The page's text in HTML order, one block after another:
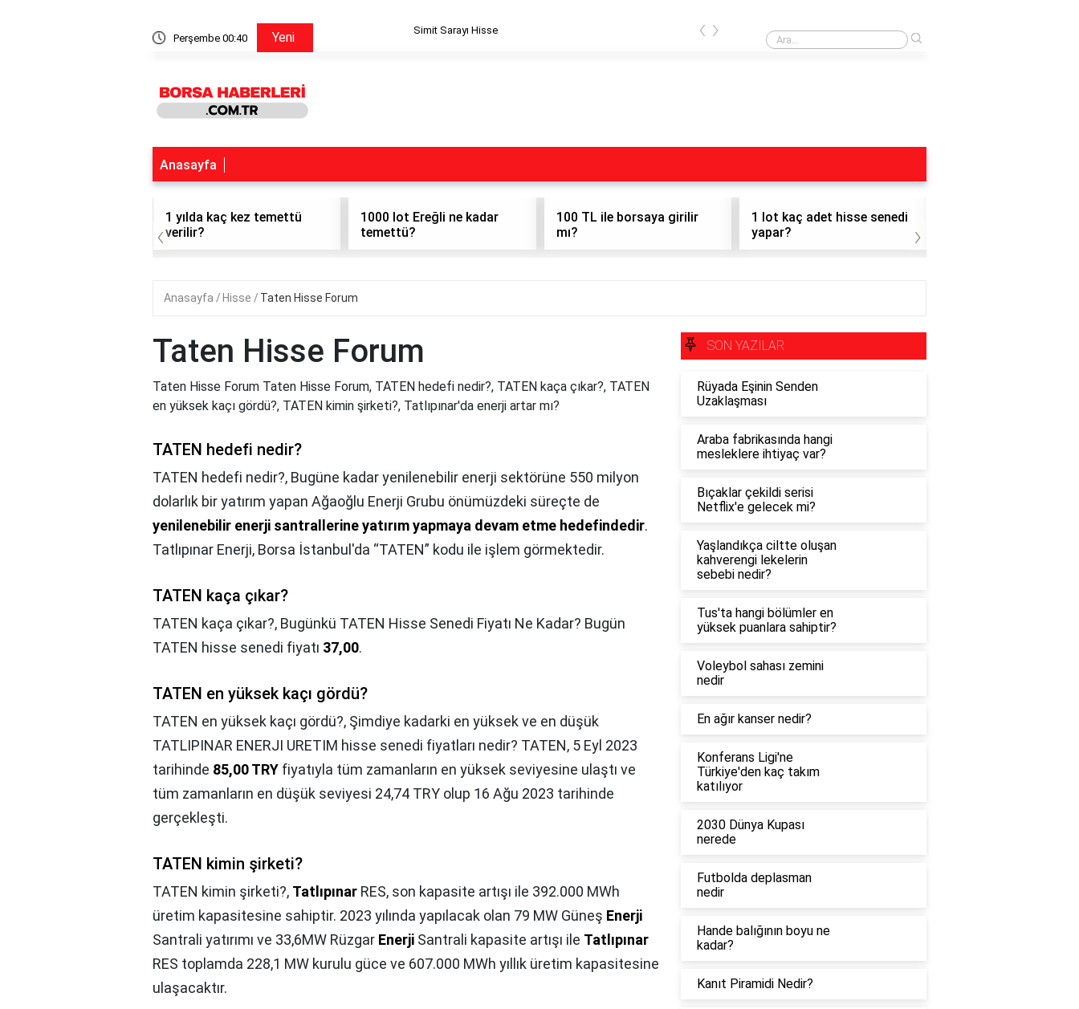
Perşembe 00:40 Yeni Simit Sarayı Hisse Dohol Hisse
‹ ›
Anasayfa
1 yılda kaç kez temettü
verilir?
1000 lot Ereğli ne kadar
temettü?
100 TL ile borsaya girilir
mı?
1 lot kaç adet hisse senedi
yapar?
‹ ›
Anasayfa Hisse Taten Hisse Forum
Taten Hisse Forum
Taten Hisse Forum Taten Hisse Forum, TATEN hedefi nedir?, TATEN kaça çıkar?, TATEN
en yüksek kaçı gördü?, TATEN kimin şirketi?, Tatlıpınar'da enerji artar mı?
TATEN hedefi nedir?
TATEN hedefi nedir?, Bugüne kadar yenilenebilir enerji sektörüne 550 milyon
dolarlık bir yatırım yapan Ağaoğlu Enerji Grubu önümüzdeki süreçte de
yenilenebilir enerji santrallerine yatırım yapmaya devam etme hedefindedir.
Tatlıpınar Enerji, Borsa İstanbul'da “TATEN” kodu ile işlem görmektedir.
TATEN kaça çıkar?
TATEN kaça çıkar?, Bugünkü TATEN Hisse Senedi Fiyatı Ne Kadar? Bugün
TATEN hisse senedi fiyatı 37,00.
TATEN en yüksek kaçı gördü?
TATEN en yüksek kaçı gördü?, Şimdiye kadarki en yüksek ve en düşük
TATLIPINAR ENERJI URETIM hisse senedi fiyatları nedir? TATEN, 5 Eyl 2023
tarihinde 85,00 TRY fiyatıyla tüm zamanların en yüksek seviyesine ulaştı ve
tüm zamanların en düşük seviyesi 24,74 TRY olup 16 Ağu 2023 tarihinde
gerçekleşti.
TATEN kimin şirketi?
TATEN kimin şirketi?, Tatlıpınar RES, son kapasite artışı ile 392.000 MWh
üretim kapasitesine sahiptir. 2023 yılında yapılacak olan 79 MW Güneş Enerji
Santrali yatırımı ve 33,6MW Rüzgar Enerji Santrali kapasite artışı ile Tatlıpınar
RES toplamda 228,1 MW kurulu güce ve 607.000 MWh yıllık üretim kapasitesine
ulaşacaktır.
SON YAZILAR
Rüyada Eşinin Senden
Uzaklaşması
Araba fabrikasında hangi
mesleklere ihtiyaç var?
Bıçaklar çekildi serisi
Netflix'e gelecek mi?
Yaşlandıkça ciltte oluşan
kahverengi lekelerin
sebebi nedir?
Tus'ta hangi bölümler en
yüksek puanlara sahiptir?
Voleybol sahası zemini
nedir
En ağır kanser nedir?
Konferans Ligi'ne
Türkiye'den kaç takım
katılıyor
2030 Dünya Kupası
nerede
Futbolda deplasman
nedir
Hande balığının boyu ne
kadar?
Kanıt Piramidi Nedir?